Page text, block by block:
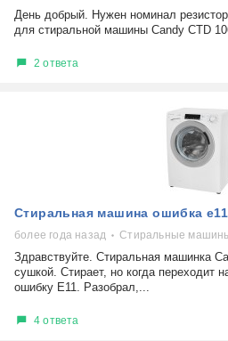
День добрый. Нужен номинал
для стиральной машины Candy CTD
2 ответа
Стиральная машина ошибка е11
более года назад Стиральные
Здравствуйте. Стиральная машинка
сушкой. Стирает, но когда переходит
ошибку Е11. Разобрал,...
4 ответа